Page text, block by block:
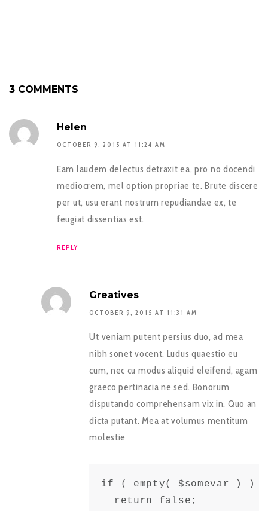
3 COMMENTS
Helen
OCTOBER 9, 2015 AT 11:24 AM
Eam laudem delectus detraxit ea, pro no docendi
mediocrem, mel option propriae te. Brute discere
per ut, usu erant nostrum repudiandae ex, te
feugiat dissentias est.
REPLY
Greatives
OCTOBER 9, 2015 AT 11:31 AM
Ut veniam putent persius duo, ad mea
nibh sonet vocent. Ludus quaestio eu
cum, nec cu modus aliquid eleifend, agam
graeco pertinacia ne sed. Bonorum
disputando comprehensam vix in. Quo an
dicta putant. Mea at volumus mentitum
molestie
if ( empty( $somevar ) ) :
  return false;